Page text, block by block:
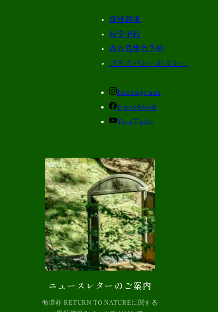
資料請求
見学予約
森の見学会予約
プライバシーポリシー
Instagram
Facebook
YouTube
ニュースレターのご案内
循環葬 RETURN TO NATUREに関する